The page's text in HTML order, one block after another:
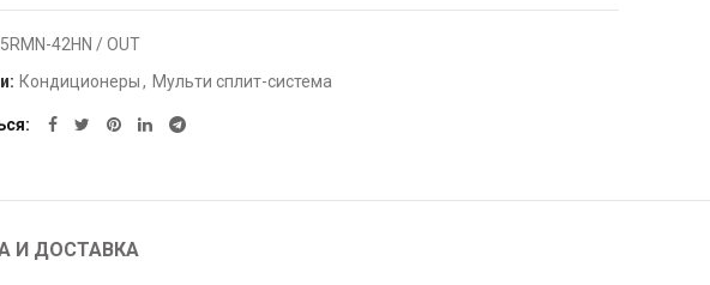
5RMN-42HN / OUT
Кондиционеры, Мульти сплит-система
И ДОСТАВКА